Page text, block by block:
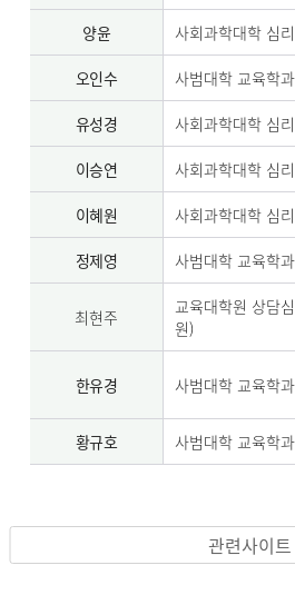
양윤 사회과학대학 심
오인수 사범대학 교육학과
유성경 사회과학대학 심
이승연 사회과학대학 심
이혜원 사회과학대학 심
정제영 사범대학 교육학과
최현주
교육대학원 상담
원)
한유경 사범대학 교육학과
황규호 사범대학 교육학과
관련사이트